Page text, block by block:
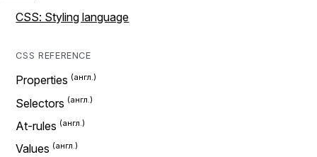
CSS: Styling language
CSS REFERENCE
Properties
Selectors
At-rules
Values